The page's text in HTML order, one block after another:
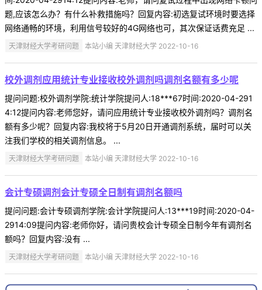
题,应该怎么办？有什么补救措施吗？回复内容:初选复试环境时要选择
网络通畅的环境，利用信号较好的4G网络也可，其次保证话费充足 ...
天津财经大学考研问题 本站小编 天津财经大学 2022-10-16
校外调剂应用统计专业接收校外调剂吗调剂名额有多少呢
提问问题:校外调剂学院:统计学院提问人:18***67时间:2020-04-291
4:12提问内容:老师您好，请问应用统计专业接收校外调剂吗？调剂名
额有多少呢？回复内容:我校将于5月20日开通调剂系统，届时可以关
注我们学校的相关调剂信息。 ...
天津财经大学考研问题 本站小编 天津财经大学 2022-10-16
会计专硕调剂会计专硕全日制有调剂名额吗
提问问题:会计专硕调剂学院:会计学院提问人:13***19时间:2020-04-
2914:09提问内容:老师你好，请问贵校会计专硕全日制今年有调剂名
额吗？回复内容:没有 ...
天津财经大学考研问题 本站小编 天津财经大学 2022-10-16